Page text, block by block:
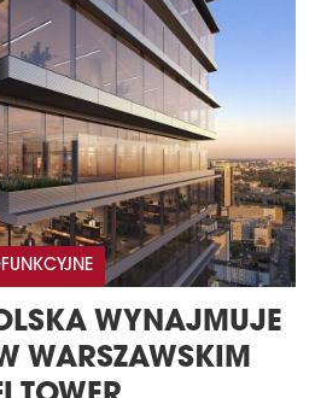
WYNAJMUJE
WARSZAWSKIM